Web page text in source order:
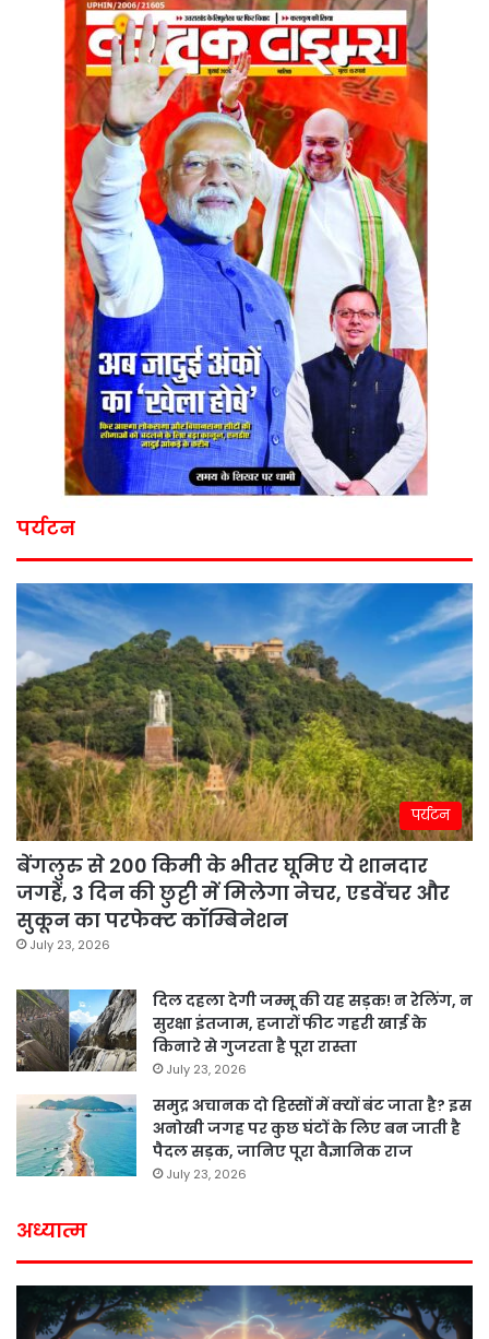
पर्यटन
पर्यटन
बेंगलुरु से 200 किमी के भीतर घूमिए ये शानदार
जगहें, 3 दिन की छुट्टी में मिलेगा नेचर, एडवेंचर और
सुकून का परफेक्ट कॉम्बिनेशन
July 23, 2026
दिल दहला देगी जम्मू की यह सड़क! न रेलिंग, न
सुरक्षा इंतजाम, हजारों फीट गहरी खाई के
किनारे से गुजरता है पूरा रास्ता
July 23, 2026
समुद्र अचानक दो हिस्सों में क्यों बंट जाता है? इस
अनोखी जगह पर कुछ घंटों के लिए बन जाती है
पैदल सड़क, जानिए पूरा वैज्ञानिक राज
July 23, 2026
अध्यात्म